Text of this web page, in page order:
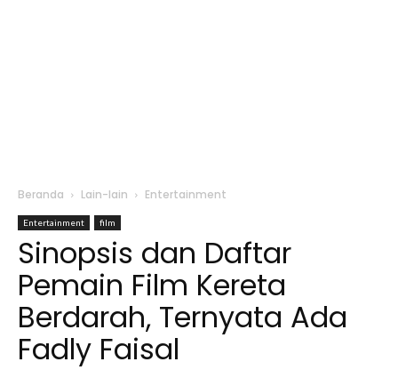
Beranda Lain-lain Entertainment
Entertainment film
Sinopsis dan Daftar
Pemain Film Kereta
Berdarah, Ternyata Ada
Fadly Faisal